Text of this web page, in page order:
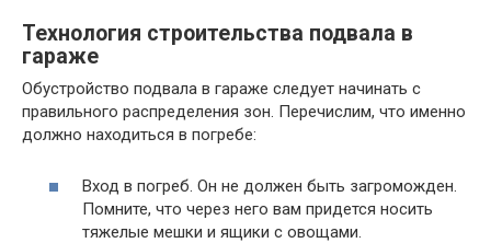
Технология строительства подвала в
гараже
Обустройство подвала в гараже следует начинать с
правильного распределения зон. Перечислим, что именно
должно находиться в погребе:
Вход в погреб. Он не должен быть загроможден.
Помните, что через него вам придется носить
тяжелые мешки и ящики с овощами.